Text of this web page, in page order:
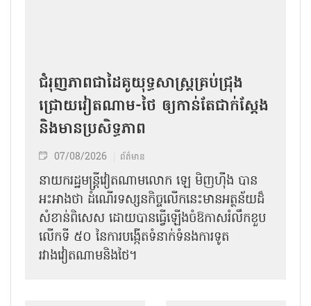
ជំរុញភាពជាដៃគូយុទ្ធសាស្ត្រគ្រប់ជ្រុង
ជ្រោយវៀតណាម-ថៃ ឲ្យកាន់តែជាក់ស្ដែង
និងមានប្រសិទ្ធភាព
07/08/2026 ព័ត៌មាន
នាយករដ្ឋមន្ត្រីវៀតណាមលោក ឡេ មិញហ៊ឹង បាន
អះអាងថា ដំណើរទស្សនកិច្ចលើកនេះមានអត្ថន័យដ៏
សំខាន់ពិសេស ដោយបានធ្វើឡើងចំឱកាសរំលឹកខួប
លើកទី ៥០ នៃការបង្កើតទំនាក់ទំនងការទូត
រវាងវៀតណាមនិងថៃ។